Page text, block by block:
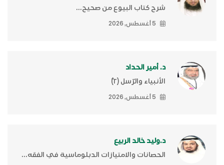
شرح كتاب البيوع من صحيح...
5 أغسطس, 2026
د. أمير الحداد
الأنبياء والرّسل (٢)ّ
5 أغسطس, 2026
د.وليد خالد الربيع
الحصانات والامتيازات الدبلوماسية في الفقه...